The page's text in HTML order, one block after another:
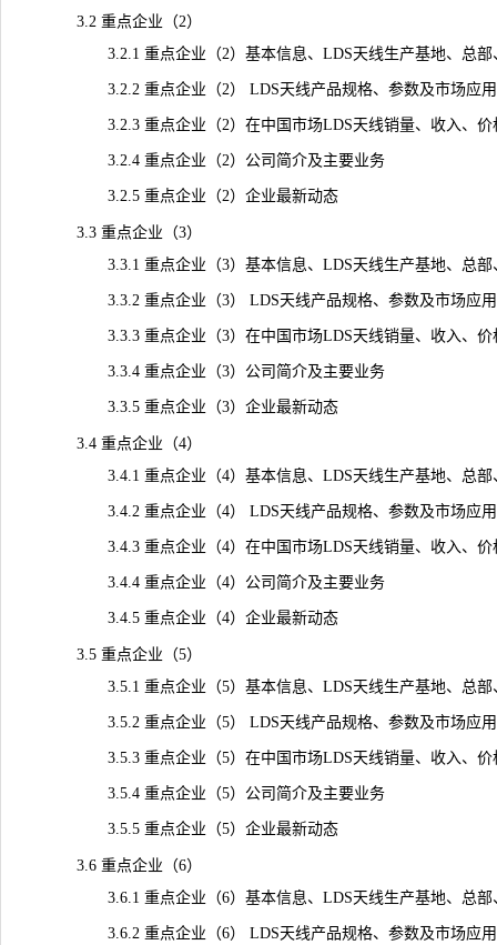
3.2 重点企业（2）
3.2.1 重点企业（2）基本信息、LDS天线生产基地、总部
3.2.2 重点企业（2） LDS天线产品规格、参数及市场应用
3.2.3 重点企业（2）在中国市场LDS天线销量、收入、价格
3.2.4 重点企业（2）公司简介及主要业务
3.2.5 重点企业（2）企业最新动态
3.3 重点企业（3）
3.3.1 重点企业（3）基本信息、LDS天线生产基地、总部
3.3.2 重点企业（3） LDS天线产品规格、参数及市场应用
3.3.3 重点企业（3）在中国市场LDS天线销量、收入、价格
3.3.4 重点企业（3）公司简介及主要业务
3.3.5 重点企业（3）企业最新动态
3.4 重点企业（4）
3.4.1 重点企业（4）基本信息、LDS天线生产基地、总部
3.4.2 重点企业（4） LDS天线产品规格、参数及市场应用
3.4.3 重点企业（4）在中国市场LDS天线销量、收入、价格
3.4.4 重点企业（4）公司简介及主要业务
3.4.5 重点企业（4）企业最新动态
3.5 重点企业（5）
3.5.1 重点企业（5）基本信息、LDS天线生产基地、总部
3.5.2 重点企业（5） LDS天线产品规格、参数及市场应用
3.5.3 重点企业（5）在中国市场LDS天线销量、收入、价格
3.5.4 重点企业（5）公司简介及主要业务
3.5.5 重点企业（5）企业最新动态
3.6 重点企业（6）
3.6.1 重点企业（6）基本信息、LDS天线生产基地、总部
3.6.2 重点企业（6） LDS天线产品规格、参数及市场应用